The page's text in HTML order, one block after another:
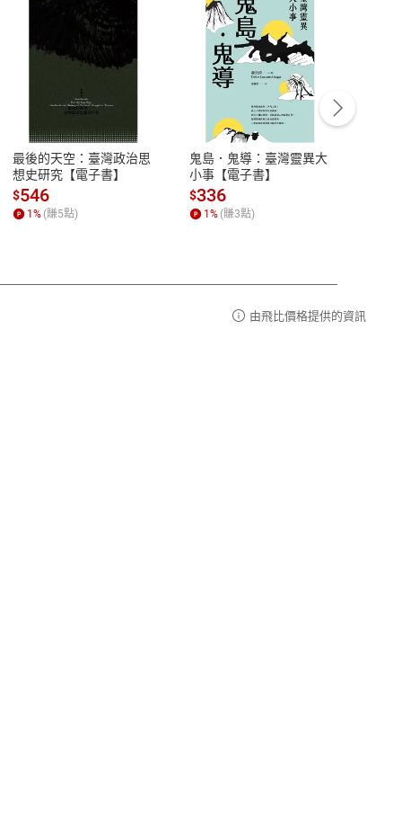
性
參
服務時間：週一到週五 10:00-12:00、
13:00-17:00 (國定假日及例假日休息)
客服電話：0080-1857077
最後的天空：臺灣政治思
想史研究【電子書】
$546
1% (賺5點)
鬼島．鬼導：臺灣靈異大
小事【電子書】
$336
1% (賺3點)
由飛比價格提供的資訊